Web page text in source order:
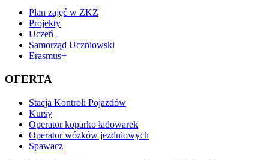
Plan zajęć w ZKZ
Projekty
Uczeń
Samorząd Uczniowski
Erasmus+
OFERTA
Stacja Kontroli Pojazdów
Kursy
Operator koparko ładowarek
Operator wózków jezdniowych
Spawacz